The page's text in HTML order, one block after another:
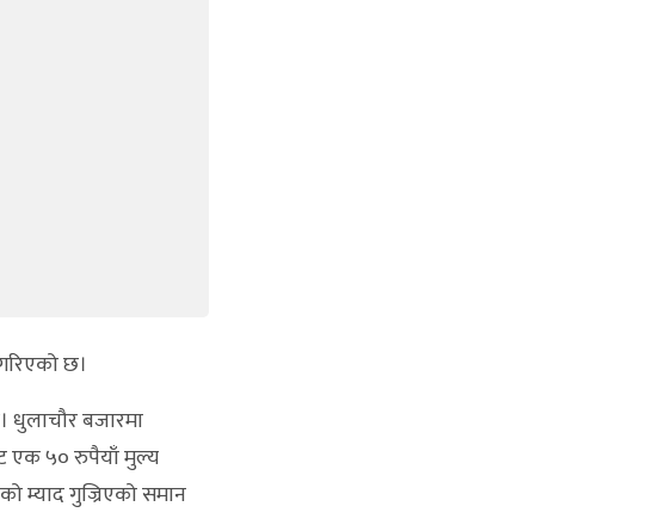
छ।
धुलाचौर बजारमा
एक ५० रुपैयाँ मुल्य
म्याद गुज्रिएको समान